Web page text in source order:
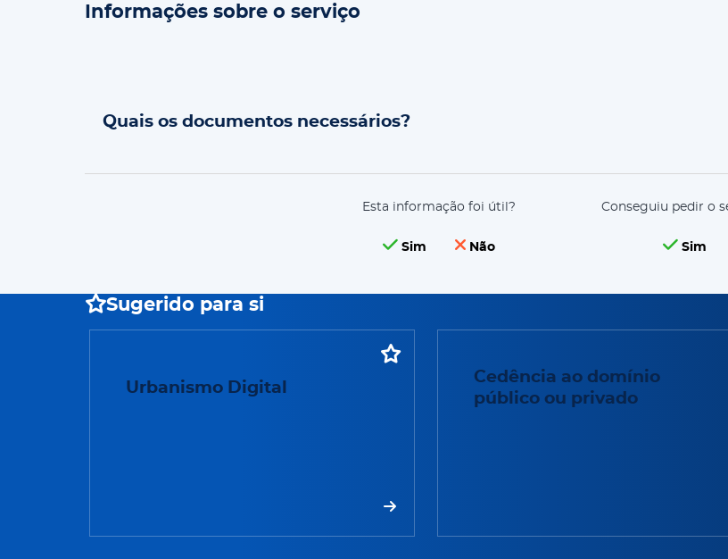
Informações sobre o serviço
Quais os documentos necessários?
Esta informação foi útil?
Sim Não
Conseguiu pedir o
Sim
Sugerido para si
Urbanismo Digital
Cedência ao domínio
público ou privado